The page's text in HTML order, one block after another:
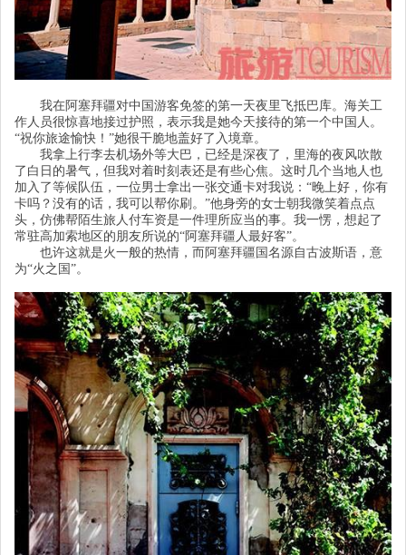
我在阿塞拜疆对中国游客免签的第一天夜里飞抵巴库。海关工
作人员很惊喜地接过护照，表示我是她今天接待的第一个中国人。
“祝你旅途愉快！”她很干脆地盖好了入境章。
我拿上行李去机场外等大巴，已经是深夜了，里海的夜风吹散
了白日的暑气，但我对着时刻表还是有些心焦。这时几个当地人也
加入了等候队伍，一位男士拿出一张交通卡对我说： “晚上好，你有
卡吗？没有的话，我可以帮你刷。”他身旁的女士朝我微笑着点点
头，仿佛帮陌生旅人付车资是一件理所应当的事。我一愣，想起了
常驻高加索地区的朋友所说的“阿塞拜疆人最好客”。
也许这就是火一般的热情，而阿塞拜疆国名源自古波斯语，意
为“火之国”。